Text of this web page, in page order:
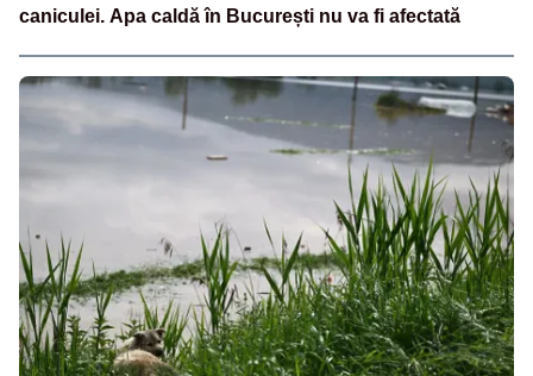
caniculei. Apa caldă în București nu va fi afectată